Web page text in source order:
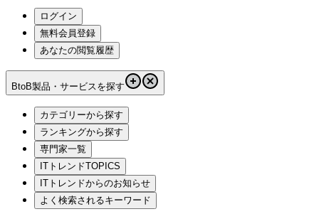
ログイン
無料会員登録
あなたの閲覧履歴
BtoB製品・サービスを探す
カテゴリーから探す
ランキングから探す
専門家一覧
ITトレンドTOPICS
ITトレンドからのお知らせ
よく検索されるキーワード